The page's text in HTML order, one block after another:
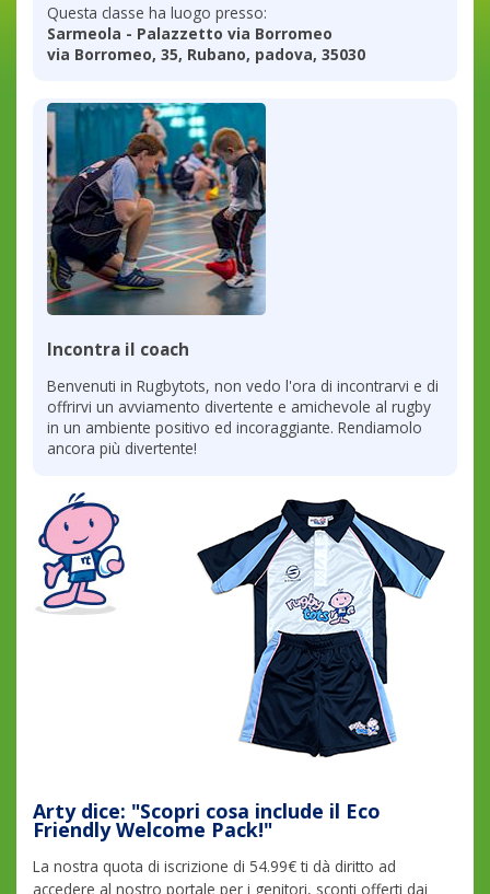
Questa classe ha luogo presso:
Sarmeola - Palazzetto via Borromeo
via Borromeo, 35, Rubano, padova, 35030
Incontra il coach
Benvenuti in Rugbytots, non vedo l'ora di incontrarvi e di
offrirvi un avviamento divertente e amichevole al rugby
in un ambiente positivo ed incoraggiante. Rendiamolo
ancora più divertente!
Arty dice: "Scopri cosa include il Eco
Friendly Welcome Pack!"
La nostra quota di iscrizione di 54.99€ ti dà diritto ad
accedere al nostro portale per i genitori, sconti offerti dai